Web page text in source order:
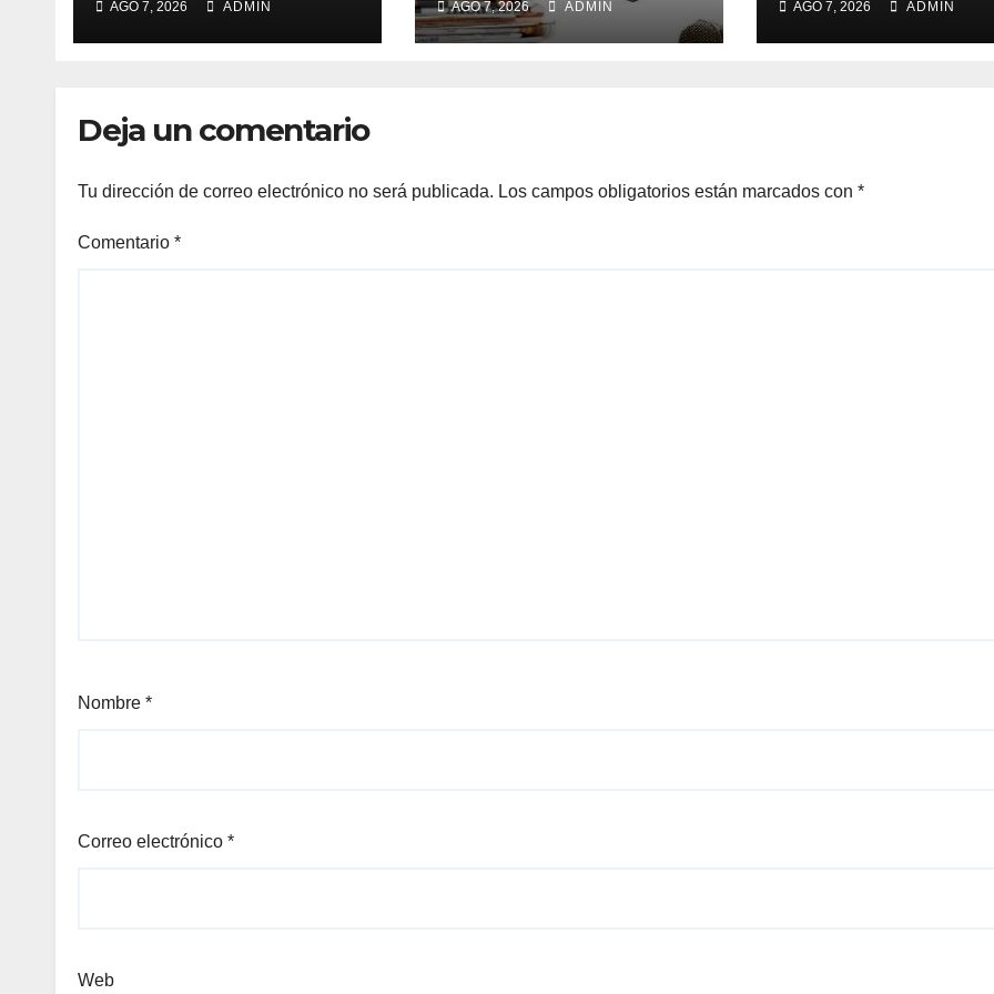
AGO 7, 2026 ADMIN AGO 7, 2026 ADMIN AGO 7, 2026 ADMIN
Deja un comentario
Tu dirección de correo electrónico no será publicada. Los campos obligatorios están marcados con *
Comentario *
Nombre *
Correo electrónico *
Web